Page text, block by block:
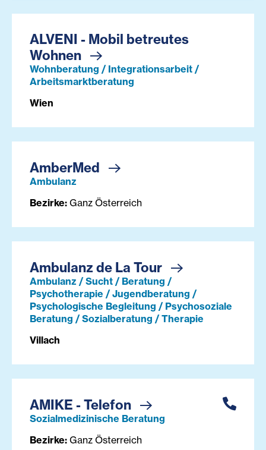
ALVENI - Mobil betreutes
Wohnen
Wohnberatung / Integrationsarbeit /
Arbeitsmarktberatung
Wien
AmberMed
Ambulanz
Bezirke: Ganz Österreich
Ambulanz de La Tour
Ambulanz / Sucht / Beratung /
Psychotherapie / Jugendberatung /
Psychologische Begleitung / Psychosoziale
Beratung / Sozialberatung / Therapie
Villach
AMIKE - Telefon
Sozialmedizinische Beratung
Bezirke: Ganz Österreich